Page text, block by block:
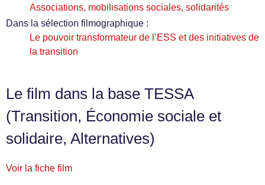
Associations, mobilisations sociales, solidarités
Dans la sélection filmographique :
Le pouvoir transformateur de l’ESS et des initiatives de
la transition
Le film dans la base TESSA
(Transition, Économie sociale et
solidaire, Alternatives)
Voir la fiche film